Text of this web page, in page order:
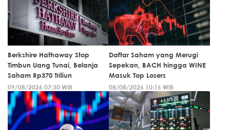
Berkshire Hathaway Stop
Timbun Uang Tunai, Belanja
Saham Rp370 Triliun
09/08/2026 07:30 WIB
Daftar Saham yang Merugi
Sepekan, BACH hingga WINE
Masuk Top Losers
08/08/2026 10:16 WIB